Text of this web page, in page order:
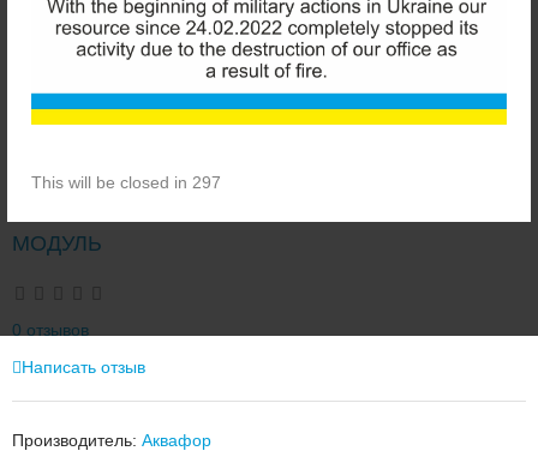
This will be closed in 296
МОДУЛЬ
0 отзывов
Написать отзыв
Производитель: Аквафор